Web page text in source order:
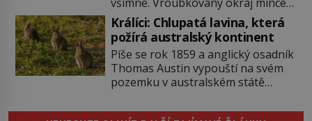
mnohem starší než slavné
provensálské plantáže. Lidé si této
neobyčejné rostlinky cenili už před
tisíci […]
všimne. Vroubkovaný okraj mince
ale není ozdobou. Vzniká jako
důmyslná ochrana proti
podvodníkům, kteří po staletí
okrádají státní pokladny i obyčejné
obchodníky. Za nenápadnými
zoubky se skrývá příběh lidské
technického pokroku. Dnes nám
Králíci: Chlupatá lavina, která
požírá australský kontinent
Píše se rok 1859 a anglický osadník
Thomas Austin vypouští na svém
pozemku v australském státě
Touží po lovu a domnívá se, že pár